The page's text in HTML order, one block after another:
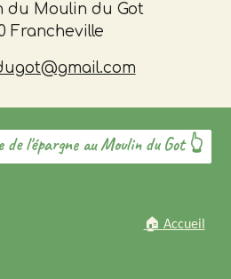
du Moulin du Got
Francheville
l'épargne au Moulin du Got 👆
🏠 Accueil